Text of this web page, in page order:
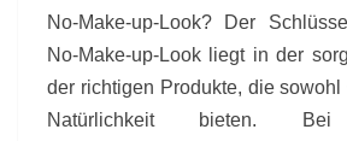
No-Make-up-Look? Der
No-Make-up-Look liegt in der
der richtigen Produkte, die
Natürlichkeit bieten.